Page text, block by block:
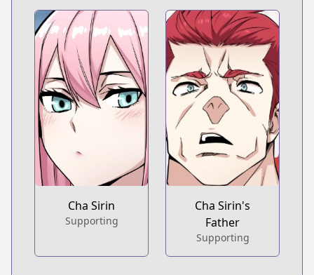
Cha Sirin
Supporting
Cha Sirin's
Father
Supporting